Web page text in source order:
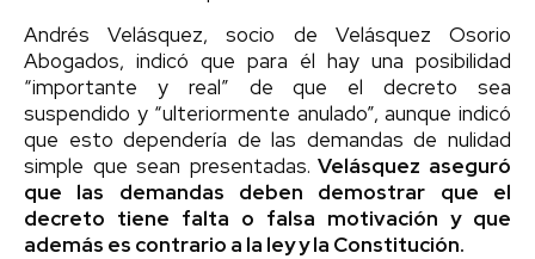
Andrés Velásquez, socio de Velásquez Osorio
Abogados, indicó que para él hay una posibilidad
“importante y real” de que el decreto sea
suspendido y “ulteriormente anulado”, aunque indicó
que esto dependería de las demandas de nulidad
simple que sean presentadas. Velásquez aseguró
que las demandas deben demostrar que el
decreto tiene falta o falsa motivación y que
además es contrario a la ley y la Constitución.